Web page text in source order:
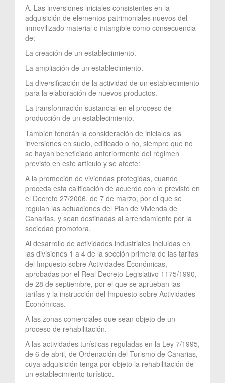
A. Las inversiones iniciales consistentes en la
adquisición de elementos patrimoniales nuevos del
inmovilizado material o intangible como consecuencia
de:
La creación de un establecimiento.
La ampliación de un establecimiento.
La diversificación de la actividad de un establecimiento
para la elaboración de nuevos productos.
La transformación sustancial en el proceso de
producción de un establecimiento.
También tendrán la consideración de iniciales las
inversiones en suelo, edificado o no, siempre que no
se hayan beneficiado anteriormente del régimen
previsto en este artículo y se afecte:
A la promoción de viviendas protegidas, cuando
proceda esta calificación de acuerdo con lo previsto en
el Decreto 27/2006, de 7 de marzo, por el que se
regulan las actuaciones del Plan de Vivienda de
Canarias, y sean destinadas al arrendamiento por la
sociedad promotora.
Al desarrollo de actividades industriales incluidas en
las divisiones 1 a 4 de la sección primera de las tarifas
del Impuesto sobre Actividades Económicas,
aprobadas por el Real Decreto Legislativo 1175/1990,
de 28 de septiembre, por el que se aprueban las
tarifas y la instrucción del Impuesto sobre Actividades
Económicas.
A las zonas comerciales que sean objeto de un
proceso de rehabilitación.
A las actividades turísticas reguladas en la Ley 7/1995,
de 6 de abril, de Ordenación del Turismo de Canarias,
cuya adquisición tenga por objeto la rehabilitación de
un establecimiento turístico.